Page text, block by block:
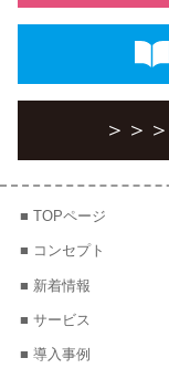
＞＞＞
TOPページ
コンセプト
新着情報
サービス
導入事例